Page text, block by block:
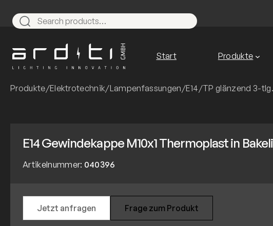
Inhalt
springen
Search
Start Produkte
Produkte/Elektrotechnik/Lampenfassungen/E14/TP glänzend 3-tlg.
E14 Gewindekappe M10x1 Thermoplast in
Artikelnummer: 040396
Jetzt anfragen Frage zum Produkt